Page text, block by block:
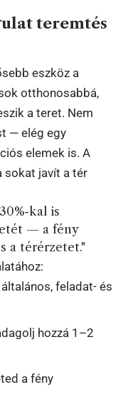
teremtés
eszköz a
otthonosabbá,
a teret. Nem
— elég egy
elemek is. A
sokat javít a tér
kal is
— a fény
a térérzetet."
feladat- és
hozzá 1–2
a fény